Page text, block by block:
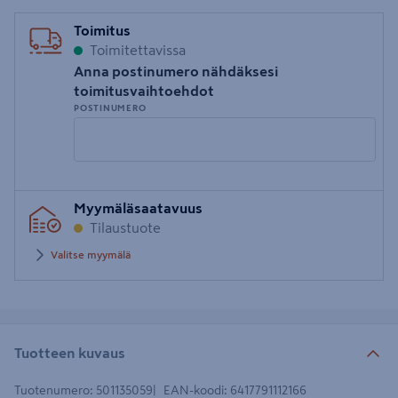
Toimitus
Toimitettavissa
Anna postinumero nähdäksesi
toimitusvaihtoehdot
POSTINUMERO
postinumero
Myymäläsaatavuus
Tilaustuote
Valitse myymälä
Tuotteen kuvaus
Tuotenumero: 501135059 EAN-koodi: 6417791112166